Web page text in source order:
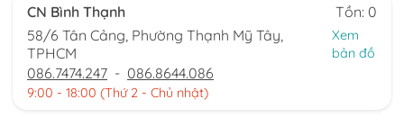
CN Bình Thạnh
Tồn: 0
58/6 Tân Cảng, Phường Thạnh Mỹ Tây,
TPHCM
Xem
bản đồ
086.7474.247 - 086.8644.086
9:00 - 18:00 (Thứ 2 - Chủ nhật)